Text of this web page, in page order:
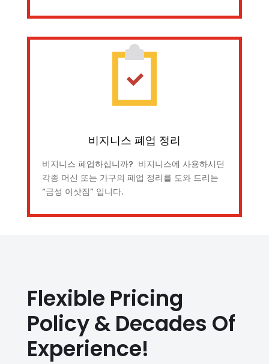
비지니스 폐업 정리
비지니스 폐업하십니까? 비지니스에 사용하시던
각종 머신 또는 가구의 폐업 정리를 도와 드리는
“금성 이삿짐” 입니다.
Flexible Pricing
Policy & Decades Of
Experience!